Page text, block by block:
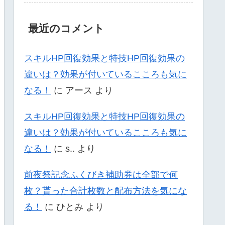
最近のコメント
スキルHP回復効果と特技HP回復効果の
違いは？効果が付いているこころも気に
なる！
に アース より
スキルHP回復効果と特技HP回復効果の
違いは？効果が付いているこころも気に
なる！
に s.. より
前夜祭記念ふくびき補助券は全部で何
枚？貰った合計枚数と配布方法を気にな
る！
に ひとみ より